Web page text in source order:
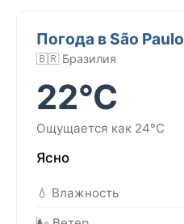
Погода в São Paulo
🇧🇷 Бразилия
22°C
Ощущается как 24°C
Ясно
💧 Влажность